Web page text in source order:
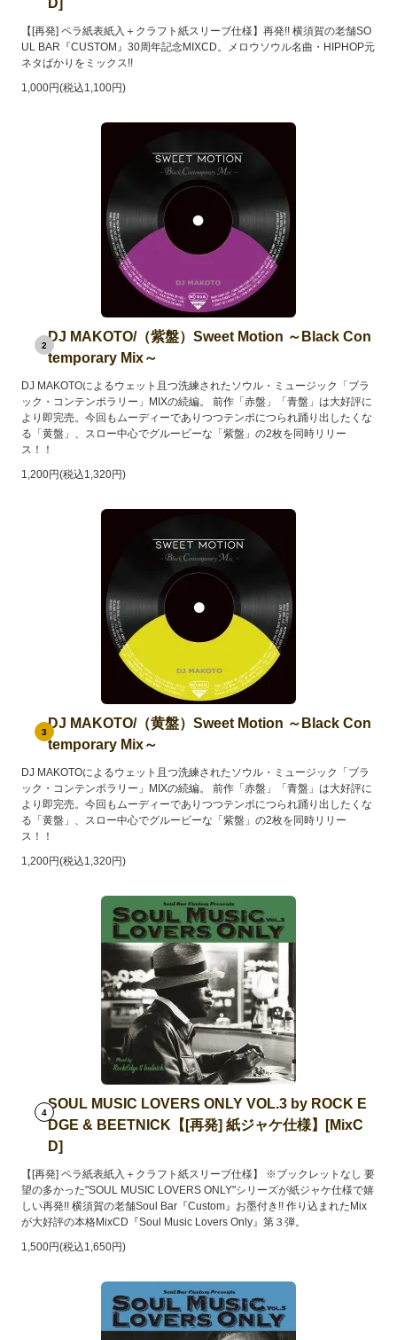
【[再発] ペラ紙表紙入＋クラフト紙スリーブ仕様】再発!! 横須賀の老舗SO
UL BAR『CUSTOM』30周年記念MIXCD。メロウソウル名曲・HIPHOP元
ネタばかりをミックス!!
1,000円(税込1,100円)
2
DJ MAKOTO/（紫盤）Sweet Motion ～Black Con
temporary Mix～
DJ MAKOTOによるウェット且つ洗練されたソウル・ミュージック「ブラ
ック・コンテンポラリー」MIXの続編。 前作「赤盤」「青盤」は大好評に
より即完売。今回もムーディーでありつつテンポにつられ踊り出したくな
る「黄盤」、スロー中心でグルービーな「紫盤」の2枚を同時リリー
ス！！
1,200円(税込1,320円)
3
DJ MAKOTO/（黄盤）Sweet Motion ～Black Con
temporary Mix～
DJ MAKOTOによるウェット且つ洗練されたソウル・ミュージック「ブラ
ック・コンテンポラリー」MIXの続編。 前作「赤盤」「青盤」は大好評に
より即完売。今回もムーディーでありつつテンポにつられ踊り出したくな
る「黄盤」、スロー中心でグルービーな「紫盤」の2枚を同時リリー
ス！！
1,200円(税込1,320円)
4
SOUL MUSIC LOVERS ONLY VOL.3 by ROCK E
DGE & BEETNICK【[再発] 紙ジャケ仕様】[MixC
D]
【[再発] ペラ紙表紙入＋クラフト紙スリーブ仕様】 ※ブックレットなし 要
望の多かった"SOUL MUSIC LOVERS ONLY"シリーズが紙ジャケ仕様で嬉
しい再発!! 横須賀の老舗Soul Bar『Custom』お墨付き!! 作り込まれたMix
が大好評の本格MixCD『Soul Music Lovers Only』第３弾。
1,500円(税込1,650円)